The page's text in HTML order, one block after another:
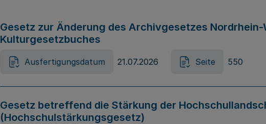
Gesetz zur Änderung des Archivgesetzes
Kulturgesetzbuches
Ausfertigungsdatum 21.07.2026 Seite 550
Gesetz betreffend die Stärkung der
(Hochschulstärkungsgesetz)